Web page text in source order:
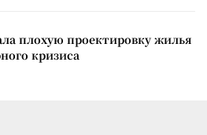
плохую проектировку жилья
кризиса